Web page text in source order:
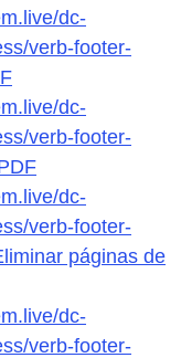
dc-
verb-footer-
dc-
verb-footer-
dc-
verb-footer-
páginas de
dc-
verb-footer-